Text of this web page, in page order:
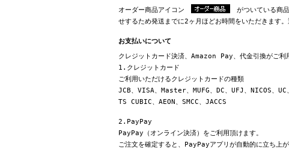
オーダー商品アイコン
がついている商
せするため発送までに2ヶ月ほどお時間をいただきます。
お支払いについて
クレジットカード決済、Amazon Pay、代金引換がご利
1.クレジットカード
ご利用いただけるクレジットカードの種類
JCB、VISA、Master、MUFG、DC、UFJ、NICOS、
TS CUBIC、AEON、SMCC、JACCS
2.PayPay
PayPay（オンライン決済）をご利用頂けます。
ご注文を確定すると、PayPayアプリが自動的に立ち上